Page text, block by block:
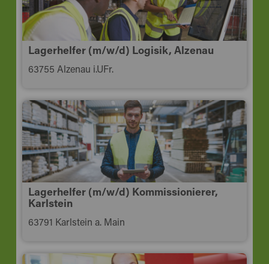
Lagerhelfer (m/w/d) Logisik, Alzenau
63755 Alzenau i.UFr.
Lagerhelfer (m/w/d) Kommissionierer,
Karlstein
63791 Karlstein a. Main